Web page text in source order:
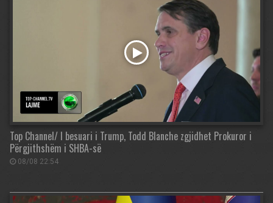
Top Channel/ I besuari i Trump, Todd Blanche zgjidhet Prokuror i
Përgjithshëm i SHBA-së
08/08 22:54